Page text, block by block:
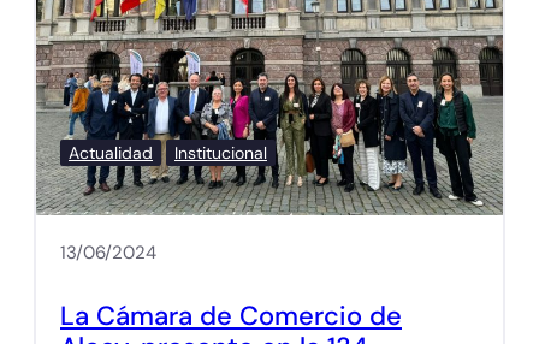
Actualidad Institucional
13/06/2024
La Cámara de Comercio de